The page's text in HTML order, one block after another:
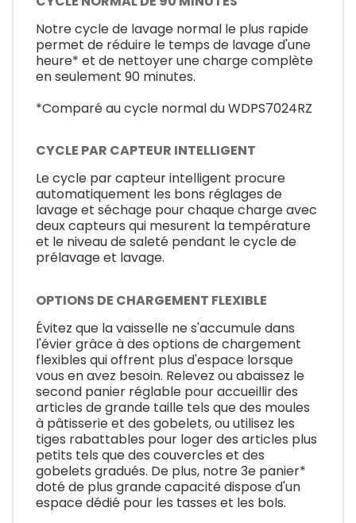
Notre cycle de lavage normal le plus rapide
permet de réduire le temps de lavage d'une
heure* et de nettoyer une charge complète
en seulement 90 minutes.
*Comparé au cycle normal du WDPS7024RZ
CYCLE PAR CAPTEUR INTELLIGENT
Le cycle par capteur intelligent procure
automatiquement les bons réglages de
lavage et séchage pour chaque charge avec
deux capteurs qui mesurent la température
et le niveau de saleté pendant le cycle de
prélavage et lavage.
OPTIONS DE CHARGEMENT FLEXIBLE
Évitez que la vaisselle ne s'accumule dans
l'évier grâce à des options de chargement
flexibles qui offrent plus d'espace lorsque
vous en avez besoin. Relevez ou abaissez le
second panier réglable pour accueillir des
articles de grande taille tels que des moules
à pâtisserie et des gobelets, ou utilisez les
tiges rabattables pour loger des articles plus
petits tels que des couvercles et des
gobelets gradués. De plus, notre 3e panier*
doté de plus grande capacité dispose d'un
espace dédié pour les tasses et les bols.